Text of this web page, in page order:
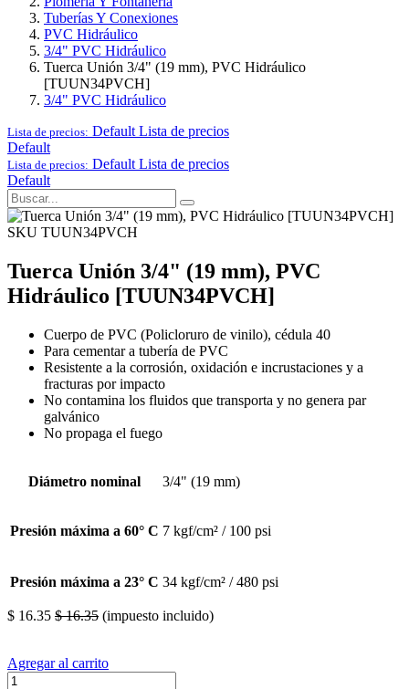
Tuberías Y Conexiones
PVC Hidráulico
3/4" PVC Hidráulico
Tuerca Unión 3/4" (19 mm), PVC Hidráulico
[TUUN34PVCH]
3/4" PVC Hidráulico
Lista de precios: Default Lista de precios
Default
Lista de precios: Default Lista de precios
Default
SKU TUUN34PVCH
Tuerca Unión 3/4" (19 mm), PVC
Hidráulico [TUUN34PVCH]
Cuerpo de PVC (Policloruro de vinilo), cédula 40
Para cementar a tubería de PVC
Resistente a la corrosión, oxidación e incrustaciones y a
fracturas por impacto
No contamina los fluidos que transporta y no genera par
galvánico
No propaga el fuego
Diámetro nominal 3/4" (19 mm)
Presión máxima a 60° C 7 kgf/cm² / 100 psi
Presión máxima a 23° C 34 kgf/cm² / 480 psi
$ 16.35 $16.35 (impuesto incluido)
Agregar al carrito